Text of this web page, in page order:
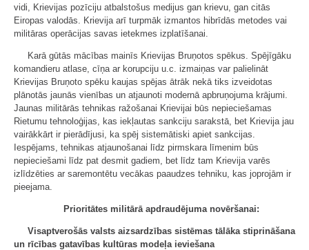
vidi, Krievijas pozīciju atbalstošus medijus gan krievu, gan citās
Eiropas valodās. Krievija arī turpmāk izmantos hibrīdās metodes vai
militāras operācijas savas ietekmes izplatīšanai.
Karā gūtās mācības mainīs Krievijas Bruņotos spēkus. Spējīgāku
komandieru atlase, cīņa ar korupciju u.c. izmaiņas var palielināt
Krievijas Bruņoto spēku kaujas spējas ātrāk nekā tiks izveidotas
plānotās jaunās vienības un atjaunoti modernā apbruņojuma krājumi.
Jaunas militārās tehnikas ražošanai Krievijai būs nepieciešamas
Rietumu tehnoloģijas, kas iekļautas sankciju sarakstā, bet Krievija jau
vairākkārt ir pierādījusi, ka spēj sistemātiski apiet sankcijas.
Iespējams, tehnikas atjaunošanai līdz pirmskara līmenim būs
nepieciešami līdz pat desmit gadiem, bet līdz tam Krievija varēs
izlīdzēties ar saremontētu vecākas paaudzes tehniku, kas joprojām ir
pieejama.
Prioritātes militārā apdraudējuma novēršanai:
Visaptverošās valsts aizsardzības sistēmas tālāka stiprināšana
un rīcības gatavības kultūras modeļa ieviešana